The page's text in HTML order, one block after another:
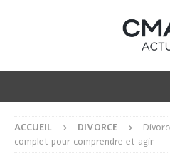
ACCUEIL DIVORCE
complet pour comprendre et agir